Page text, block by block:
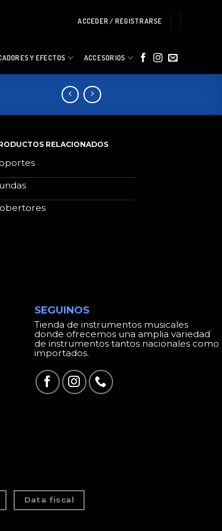
ACCEDER / REGISTRARSE
Y EFECTOS ACCESORIOS
RELACIONADOS
SEGUINOS
Tienda de instrumentos musicales
donde ofrecemos una amplia variedad
de instrumentos tantos nacionales como
importados.
Data fiscal